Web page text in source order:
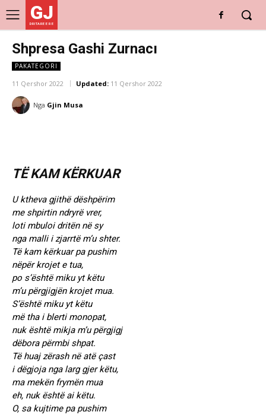
GJ
DRITARE E RE
Shpresa Gashi Zurnacı
PAKATEGORI
11 Qershor 2022 Updated: 11 Qershor 2022
Nga Gjin Musa
TË KAM KËRKUAR
U ktheva gjithë dëshpërim
me shpirtin ndryrë vrer,
loti mbuloi dritën në sy
nga malli i zjarrtë m’u shter.
Të kam kërkuar pa pushim
nëpër krojet e tua,
po s’është miku yt këtu
m’u përgjigjën krojet mua.
S’është miku yt këtu
më tha i blerti monopat,
nuk është mikja m’u përgjigj
dëbora përmbi shpat.
Të huaj zërash në atë çast
i dëgjoja nga larg gjer këtu,
ma mekën frymën mua
eh, nuk është ai këtu.
O, sa kujtime pa pushim